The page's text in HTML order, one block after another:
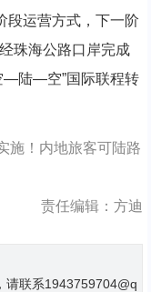
段运营方式，下一阶
珠海公路口岸完成
—陆—空”国际联程转
施！内地旅客可陆路
责任编辑：方迪
请联系1943759704@q